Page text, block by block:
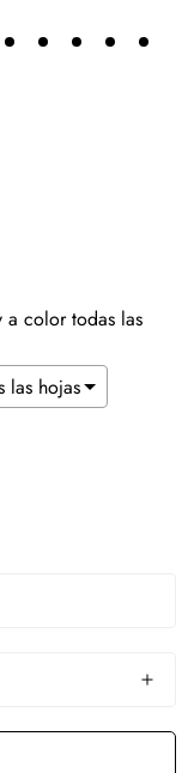
a color todas las